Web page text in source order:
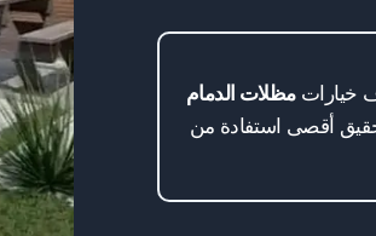
مظلات الدمام
أقصى استفادة من